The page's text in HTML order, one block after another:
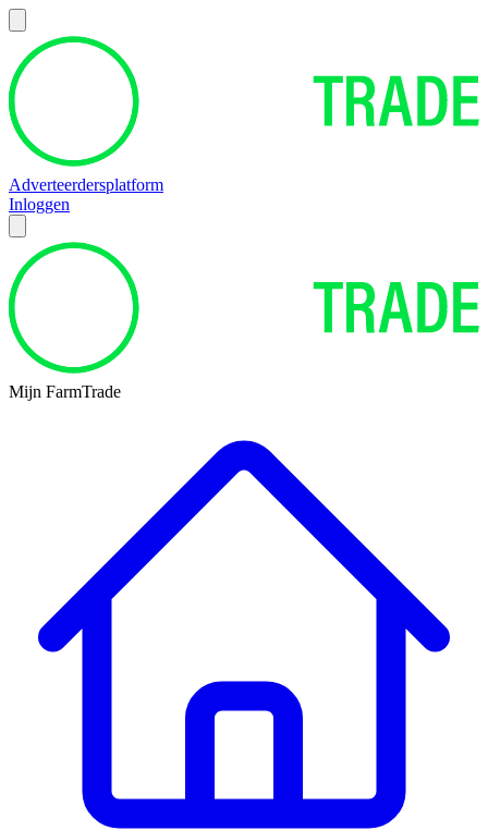
Adverteerdersplatform
Inloggen
Mijn FarmTrade